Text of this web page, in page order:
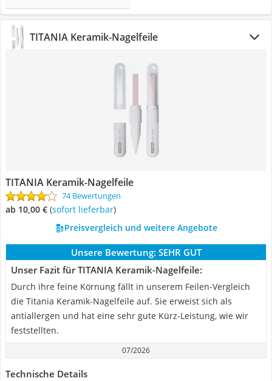
TITANIA Keramik-Nagelfeile
TITANIA Keramik-Nagelfeile
74 Bewertungen
ab 10,00 € ( Sofort lieferbar)
Preisvergleich und weitere Angebote
Unsere Bewertung: SEHR GUT
Unser Fazit für TITANIA Keramik-Nagelfeile:
Durch ihre feine Körnung fällt in unserem Feilen-Vergleich
die Titania Keramik-Nagelfeile auf. Sie erweist sich als
antiallergen und hat eine sehr gute Kürz-Leistung, wie wir
feststellten.
07/2026
Technische Details